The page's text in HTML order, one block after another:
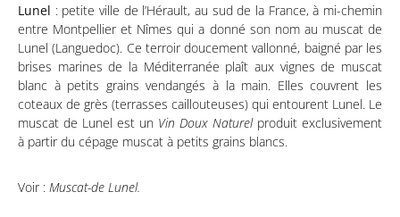
Lunel : petite ville de l’Hérault, au sud de la France, à mi-chemin
entre Montpellier et Nîmes qui a donné son nom au muscat de
Lunel (Languedoc). Ce terroir doucement vallonné, baigné par les
brises marines de la Méditerranée plaît aux vignes de muscat
blanc à petits grains vendangés à la main. Elles couvrent les
coteaux de grès (terrasses caillouteuses) qui entourent Lunel. Le
muscat de Lunel est un Vin Doux Naturelproduit exclusivement
à partir du cépage muscat à petits grains blancs.
Voir : Muscat-de Lunel.